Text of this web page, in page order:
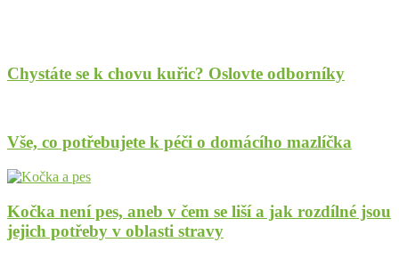
Chystáte se k chovu kuřic? Oslovte odborníky
Vše, co potřebujete k péči o domácího mazlíčka
Kočka není pes, aneb v čem se liší a jak rozdílné jsou
jejich potřeby v oblasti stravy